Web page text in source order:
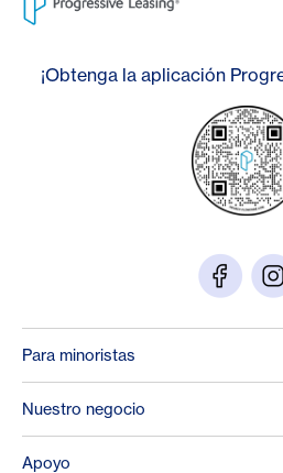
¡Obtenga la aplicación
Para minoristas
Nuestro negocio
Apoyo